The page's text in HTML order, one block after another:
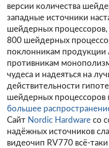
версии количества
западные источники
шейдерных процессоров,
800 шейдерных
поклонникам продукции
противникам
чудеса и надеяться на
действительности
шейдерных процессоров
большее
Сайт Nordic Hardware со
надёжных источников
видеочип RV770 всё-